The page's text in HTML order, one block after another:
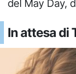
del May Day,
In attesa di